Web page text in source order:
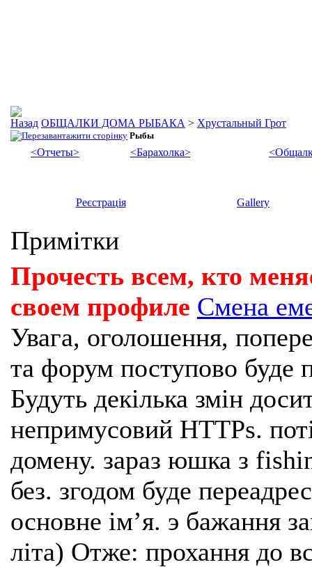
ОБЩАЛКИ ДОМА РЫБАКА > Хрустальный Грот
Рыбы
<Отчеты> <Барахолка>
Реєстрація Gallery
Примітки
Прочесть всем, кто
своем профиле Смена
Увага, оголошення,
та форум поступово буде
Будуть декілька змін
непримусовий HTTPs.
домену. зараз юшка з
без. згодом буде
основне імʼя. э бажання
літа) Отже: прохання до